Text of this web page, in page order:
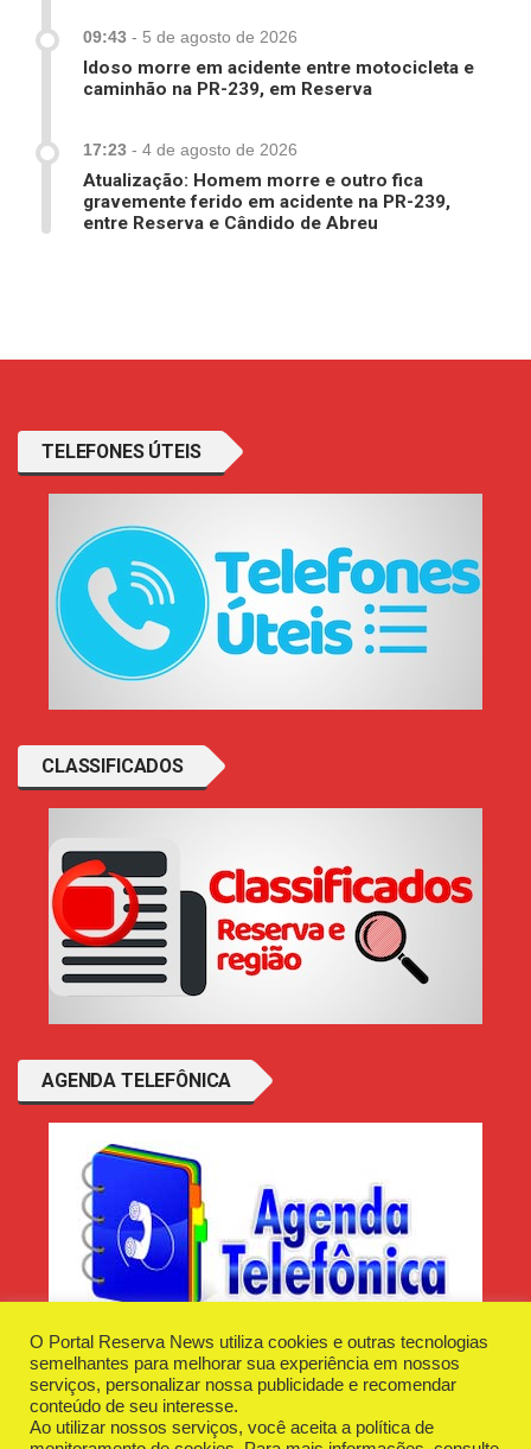
09:43 - 5 de agosto de 2026
Idoso morre em acidente entre motocicleta e
caminhão na PR-239, em Reserva
17:23 - 4 de agosto de 2026
Atualização: Homem morre e outro fica
gravemente ferido em acidente na PR-239,
entre Reserva e Cândido de Abreu
TELEFONES ÚTEIS
CLASSIFICADOS
AGENDA TELEFÔNICA
Desenvolvido e Hospedado porPlugin Informática
O Portal Reserva News utiliza cookies e outras tecnologias
semelhantes para melhorar sua experiência em nossos
serviços, personalizar nossa publicidade e recomendar
conteúdo de seu interesse.
Ao utilizar nossos serviços, você aceita a política de